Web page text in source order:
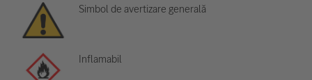
Simbol de avertizare generală
Inflamabil